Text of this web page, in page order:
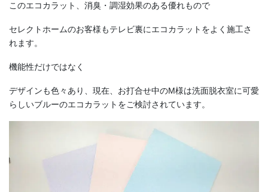
このエコカラット、消臭・調湿効果のある優れもので
セレクトホームのお客様もテレビ裏にエコカラットをよく施工さ
れます。
機能性だけではなく
デザインも色々あり、現在、お打合せ中のM様は洗面脱衣室に可愛
らしいブルーのエコカラットをご検討されています。